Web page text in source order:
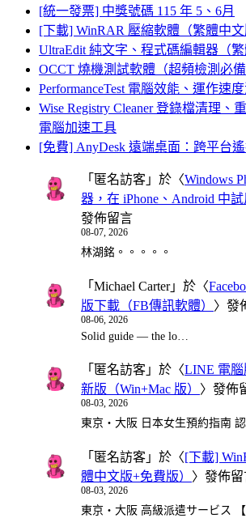
[統一發票] 中獎號碼 115 年 5、6月
[下載] WinRAR 壓縮軟體（繁體中文
UltraEdit 純文字、程式碼編輯器（繁
OCCT 燒機測試軟體（超頻檢測必備
PerformanceTest 電腦效能、運作速
Wise Registry Cleaner 登錄檔清理、
電腦加速工具
[免費] AnyDesk 遠端桌面：跨平台
「 匿名訪客 」於〈Windows
器，在 iPhone、Android 中
發佈留言
08-07, 2026
林湖銘。。。。。
「 Michael Carter」於〈
版下載（FB傳訊軟體） 〉發
08-06, 2026
Solid guide — the lo…
「 匿名訪客 」於〈LINE 電腦
新版（Win+Mac 版） 〉發佈
08-03, 2026
東京・大阪 日本女生預約指南
「 匿名訪客 」於〈[下載]
體中文版+免費版） 〉發佈留
08-03, 2026
東京・大阪 高級派遣サービス